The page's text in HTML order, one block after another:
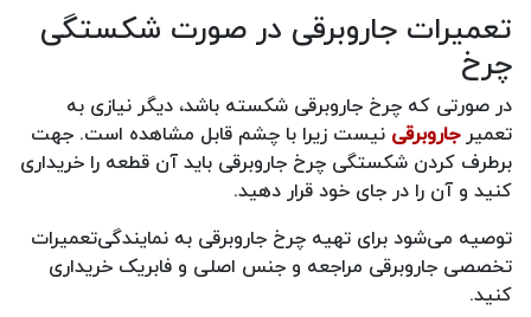
تعمیرات جاروبرقی در صورت شکستگی
چرخ
در صورتی که چرخ جاروبرقی شکسته باشد، دیگر نیازی به
تعمیرجاروبرقی نیست زیرا با چشم قابل مشاهده است. جهت
برطرف کردن شکستگی چرخ جاروبرقی باید آن قطعه را خریداری
کنید و آن را در جای خود قرار دهید.
توصیه می‌شود برای تهیه چرخ جاروبرقی به نمایندگی‌تعمیرات
تخصصی جاروبرقی مراجعه و جنس اصلی و فابریک خریداری
کنید.